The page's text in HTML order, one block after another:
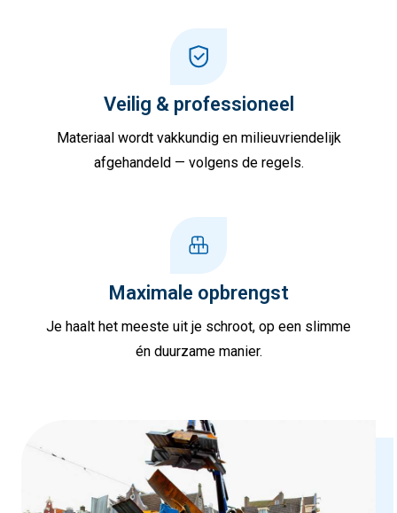
Veilig & professioneel
Materiaal wordt vakkundig en milieuvriendelijk
afgehandeld — volgens de regels.
Maximale opbrengst
Je haalt het meeste uit je schroot, op een slimme
én duurzame manier.